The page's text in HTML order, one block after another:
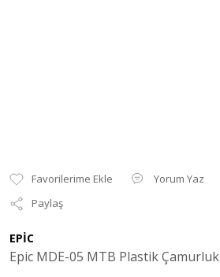
Yorum Yaz
Paylaş
EPİC
Epic MDE-05 MTB Plastik Çamurluk